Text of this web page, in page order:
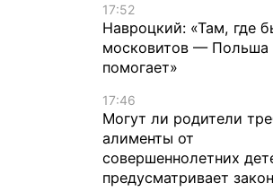
17:52
Навроцкий: «Там, где
московитов — Польша
помогает»
17:46
Могут ли родители
алименты от
совершеннолетних
предусматривает закон